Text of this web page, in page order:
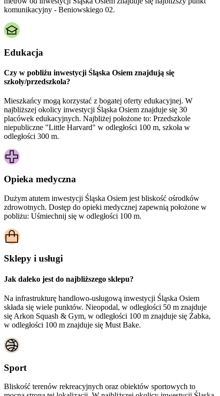
komunikacyjny - Beniowskiego 02.
Edukacja
Czy w pobliżu inwestycji Śląska Osiem znajdują się
szkoły/przedszkola?
Mieszkańcy mogą korzystać z bogatej oferty edukacyjnej. W
najbliższej okolicy inwestycji Śląska Osiem znajduje się 30
placówek edukacyjnych. Najbliżej położone to: Przedszkole
niepubliczne "Little Harvard" w odległości 100 m, szkoła w
odległości 300 m.
Opieka medyczna
Dużym atutem inwestycji Śląska Osiem jest bliskość ośrodków
zdrowotnych. Dostęp do opieki medycznej zapewnią położone w
pobliżu: Uśmiechnij się w odległości 100 m.
Sklepy i usługi
Jak daleko jest do najbliższego sklepu?
Na infrastrukturę handlowo-usługową inwestycji Śląska Osiem
składa się wiele punktów. Nieopodal, w odległości 50 m znajduje
się Arkon Squash & Gym, w odległości 100 m znajduje się Żabka,
w odległości 100 m znajduje się Must Bake.
Sport
Bliskość terenów rekreacyjnych oraz obiektów sportowych to